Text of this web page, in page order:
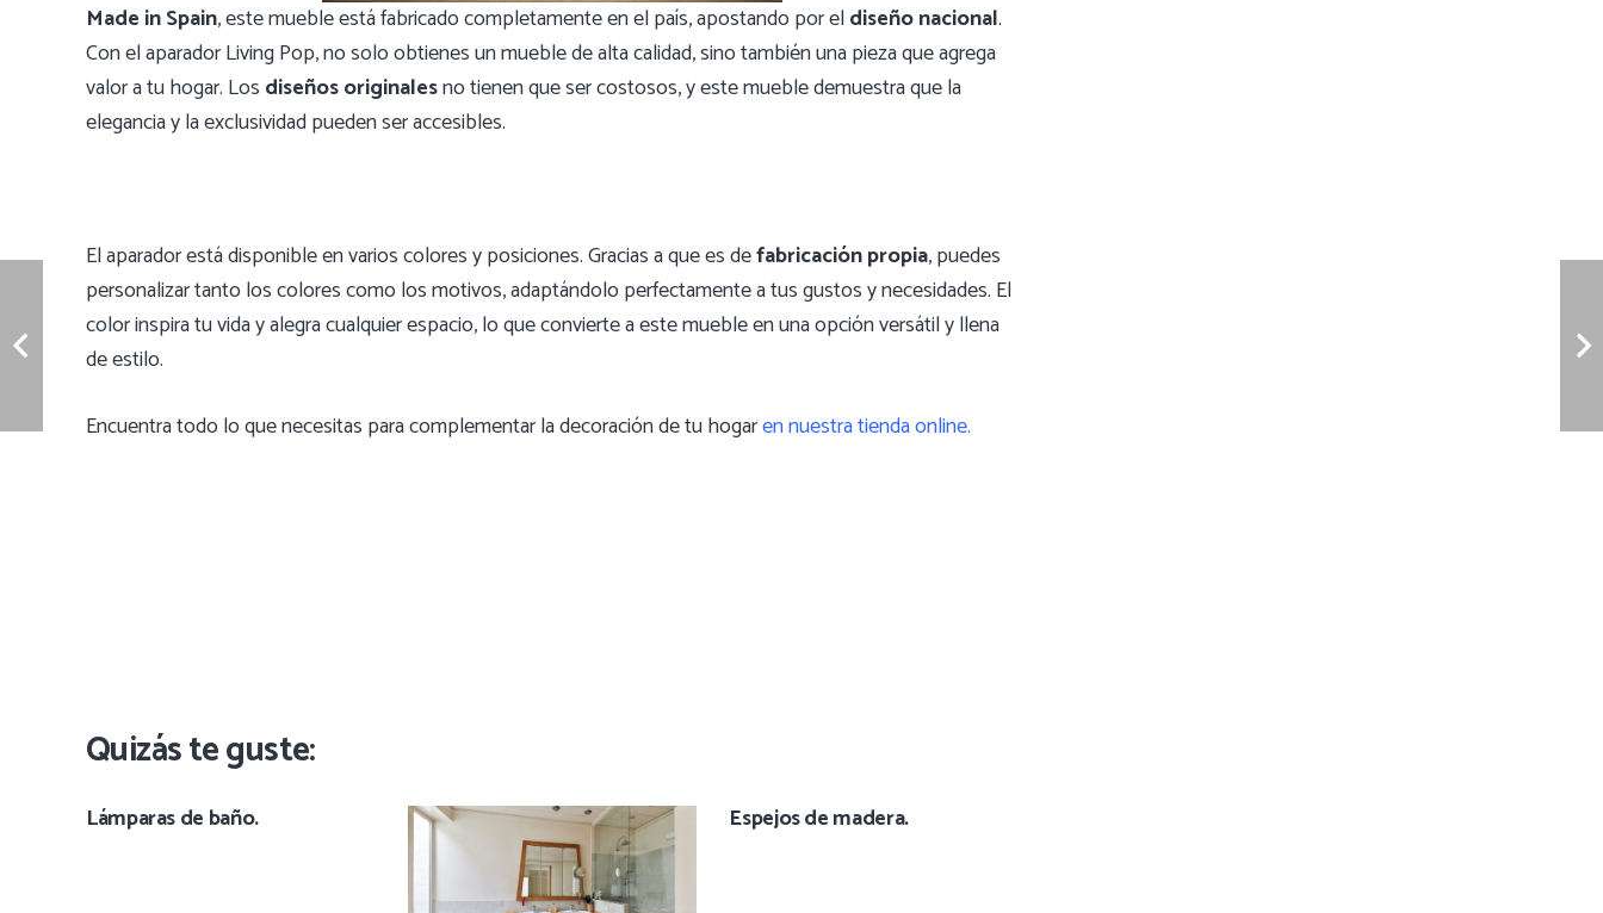
Made in Spain, este mueble está fabricado completamente en el país, apostando por eldiseño nacional.
Con el aparador Living Pop, no solo obtienes un mueble de alta calidad, sino también una pieza que agrega
valor a tu hogar. Los diseños originalesno tienen que ser costosos, y este mueble demuestra que la
elegancia y la exclusividad pueden ser accesibles.
El aparador está disponible en varios colores y posiciones. Gracias a que es defabricación propia, puedes
personalizar tanto los colores como los motivos, adaptándolo perfectamente a tus gustos y necesidades. El
color inspira tu vida y alegra cualquier espacio, lo que convierte a este mueble en una opción versátil y llena
de estilo.
Encuentra todo lo que necesitas para complementar la decoración de tu hogaren nuestra tienda online.
Quizás te guste:
Lámparas de baño. Espejos de madera.